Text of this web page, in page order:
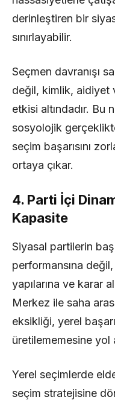
derinleştiren bir
sınırlayabilir.
Seçmen davranışı
değil, kimlik, aidiyet
etkisi altındadır. Bu
sosyolojik
seçim başarısını
ortaya çıkar.
4. Parti İçi
Kapasite
Siyasal partilerin
performansına
yapılarına ve karar
Merkez ile saha
eksikliği, yerel
üretilememesine yol
Yerel seçimlerde
seçim stratejisine